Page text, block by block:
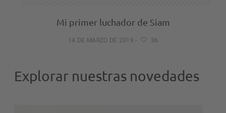
Mi primer luchador de Siam
14 DE MARZO DE 2019 - 36
Explorar nuestras novedades